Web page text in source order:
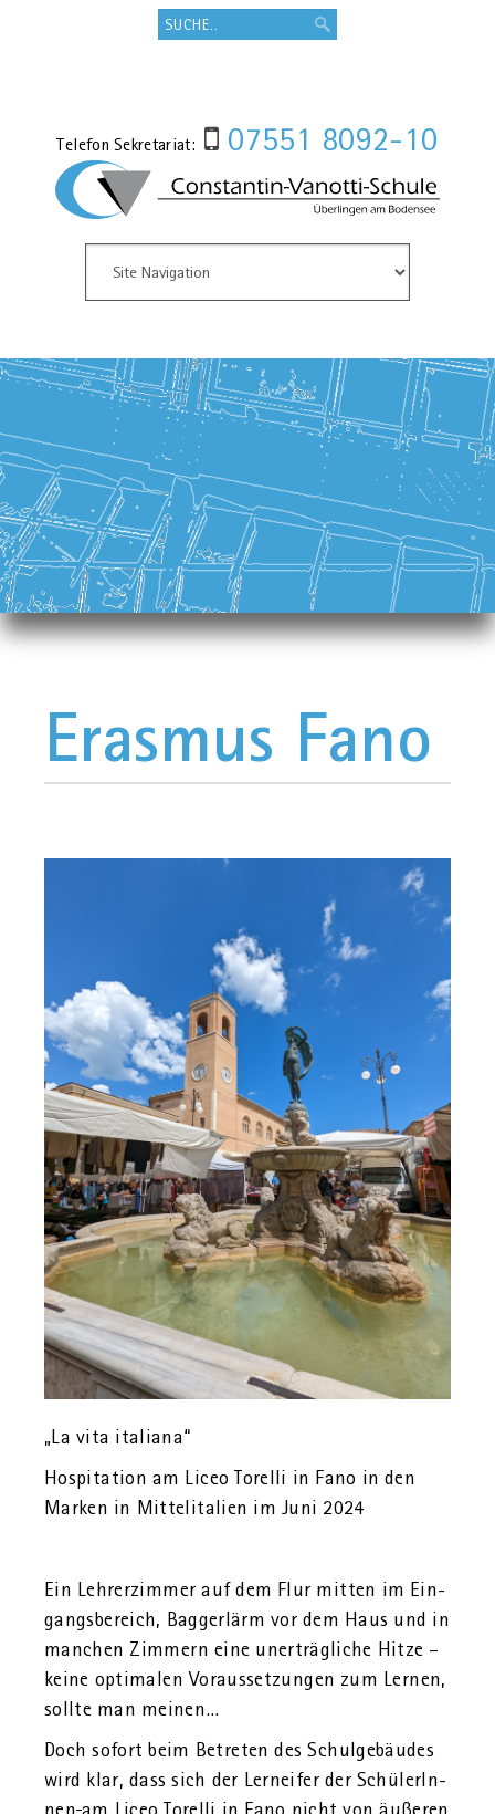
Telefon Sekretariat: 07551 8092-10
Erasmus Fano
„La vita ita­lia­na“
Hos­pi­ta­ti­on am Liceo To­rel­li in Fano in den
Mar­ken in Mit­tel­ita­li­en im Juni 2024
Ein Leh­rer­zim­mer auf dem Flur mit­ten im Ein­
gangs­be­reich, Bag­ger­lärm vor dem Haus und in
man­chen Zim­mern eine un­er­träg­li­che Hitze –
keine op­ti­ma­len Vor­aus­set­zun­gen zum Ler­nen,
soll­te man mei­nen…
Doch so­fort beim Be­tre­ten des Schul­ge­bäu­des
wird klar, dass sich der Lern­ei­fer der Schü­le­rIn­
nen am Liceo To­rel­li in Fano nicht von äu­ße­ren